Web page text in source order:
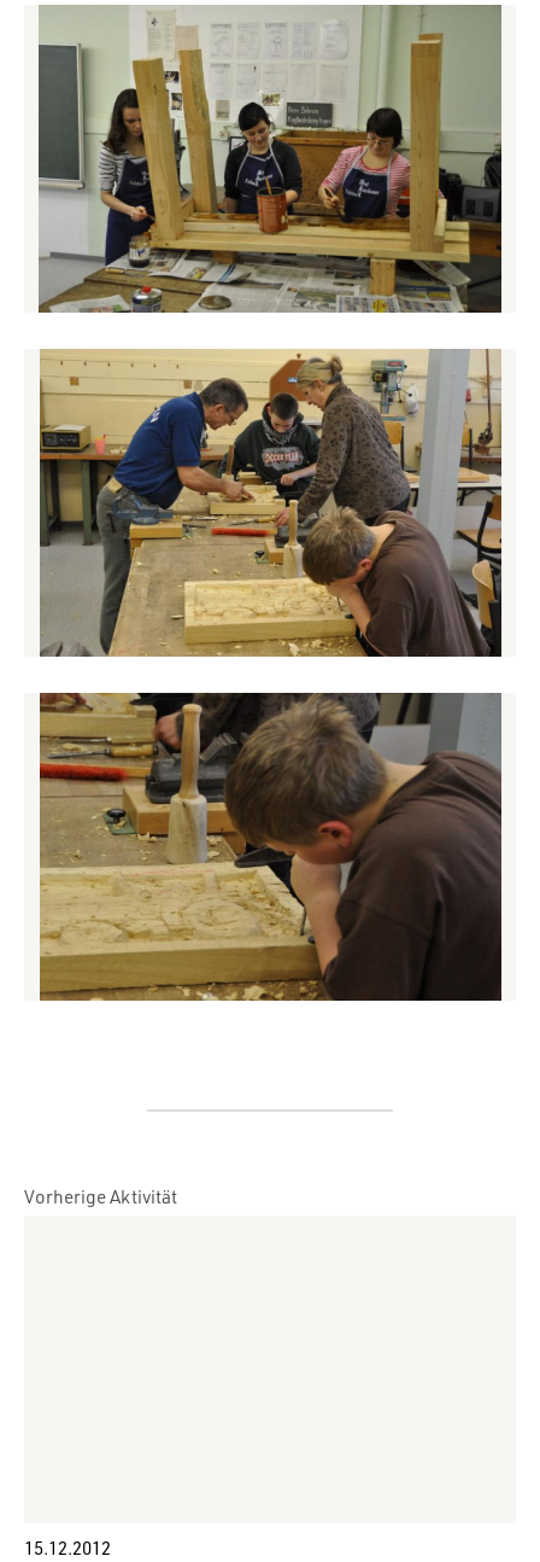
Vorherige Aktivität
15.12.2012